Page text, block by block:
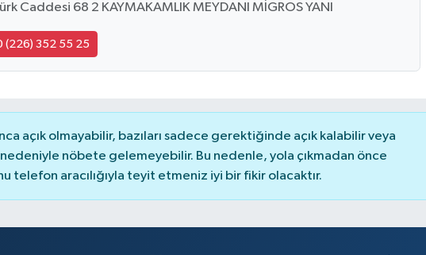
Caddesi 68 2 KAYMAKAMLIK MEYDANI MİGROS YANI
(226) 352 55 25
açık olmayabilir, bazıları sadece gerektiğinde açık kalabilir veya
nöbete gelemeyebilir. Bu nedenle, yola çıkmadan önce
telefon aracılığıyla teyit etmeniz iyi bir fikir olacaktır.